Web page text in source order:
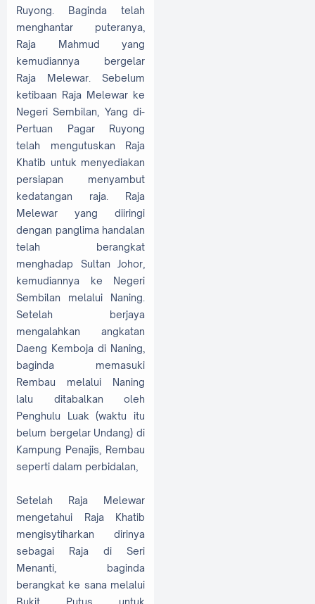
Ruyong. Baginda telah
menghantar puteranya,
Raja Mahmud yang
kemudiannya bergelar
Raja Melewar. Sebelum
ketibaan Raja Melewar ke
Negeri Sembilan, Yang di-
Pertuan Pagar Ruyong
telah mengutuskan Raja
Khatib untuk menyediakan
persiapan menyambut
kedatangan raja. Raja
Melewar yang diiringi
dengan panglima handalan
telah berangkat
menghadap Sultan Johor,
kemudiannya ke Negeri
Sembilan melalui Naning.
Setelah berjaya
mengalahkan angkatan
Daeng Kemboja di Naning,
baginda memasuki
Rembau melalui Naning
lalu ditabalkan oleh
Penghulu Luak (waktu itu
belum bergelar Undang) di
Kampung Penajis, Rembau
seperti dalam perbidalan,
Setelah Raja Melewar
mengetahui Raja Khatib
mengisytiharkan dirinya
sebagai Raja di Seri
Menanti, baginda
berangkat ke sana melalui
Bukit Putus untuk